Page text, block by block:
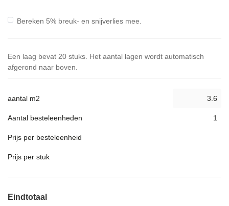
Bereken 5% breuk- en snijverlies mee.
Een laag bevat 20 stuks. Het aantal lagen wordt automatisch
afgerond naar boven.
aantal m2
Aantal besteleenheden
Prijs per besteleenheid
Prijs per stuk
Eindtotaal